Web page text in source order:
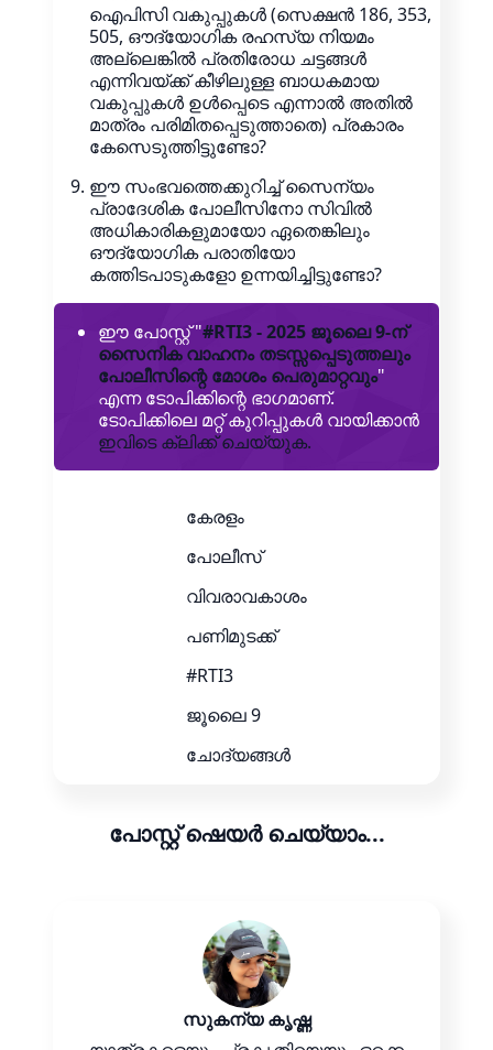
ഐപിസി വകുപ്പുകൾ (സെക്ഷൻ 186, 353,
505, ഔദ്യോഗിക രഹസ്യ നിയമം
അല്ലെങ്കിൽ പ്രതിരോധ ചട്ടങ്ങൾ
എന്നിവയ്ക്ക് കീഴിലുള്ള ബാധകമായ
വകുപ്പുകൾ ഉൾപ്പെടെ എന്നാൽ അതിൽ
മാത്രം പരിമിതപ്പെടുത്താതെ) പ്രകാരം
കേസെടുത്തിട്ടുണ്ടോ?
ഈ സംഭവത്തെക്കുറിച്ച് സൈന്യം
പ്രാദേശിക പോലീസിനോ സിവിൽ
അധികാരികളുമായോ ഏതെങ്കിലും
ഔദ്യോഗിക പരാതിയോ
കത്തിടപാടുകളോ ഉന്നയിച്ചിട്ടുണ്ടോ?
ഈ പോസ്റ്റ് "#RTI3 - 2025 ജൂലൈ 9-ന്
സൈനിക വാഹനം തടസ്സപ്പെടുത്തലും
പോലീസിന്റെ മോശം പെരുമാറ്റവും"
എന്ന ടോപിക്കിന്റെ ഭാഗമാണ്.
ടോപിക്കിലെ മറ്റ് കുറിപ്പുകൾ വായിക്കാൻ
ഇവിടെ ക്ലിക്ക് ചെയ്യുക.
കേരളം
പോലീസ്
വിവരാവകാശം
പണിമുടക്ക്
#RTI3
ജൂലൈ 9
ചോദ്യങ്ങൾ
പോസ്റ്റ് ഷെയർ ചെയ്യാം...
സുകന്യ കൃഷ്ണ